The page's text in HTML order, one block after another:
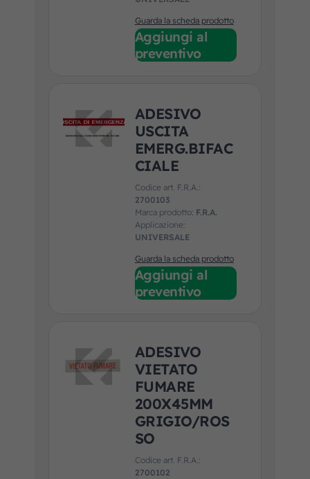
Guarda la scheda prodotto
Aggiungi al
preventivo
ADESIVO
USCITA
EMERG.BIFAC
CIALE
Codice art. F.R.A.:
2700103
Marca prodotto: F.R.A.
Applicazione:
UNIVERSALE
Guarda la scheda prodotto
Aggiungi al
preventivo
ADESIVO
VIETATO
FUMARE
200X45MM
GRIGIO/ROS
SO
Codice art. F.R.A.:
2700102